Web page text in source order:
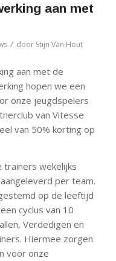
aan met
/ door Stijn Van Hout
aan met de
hopen we een
onze jeugdspelers
van Vitesse
van 50% korting op
trainers wekelijks
per team.
op de leeftijd
cyclus van 10
Verdedigen en
Hiermee zorgen
voor onze